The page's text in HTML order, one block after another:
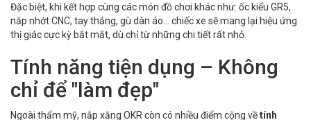
Đặc biệt, khi kết hợp cùng các món đồ chơi khác như: ốc kiểu GR5,
nắp nhớt CNC, tay thắng, gù dàn áo… chiếc xe sẽ mang lại hiệu ứng
thị giác cực kỳ bắt mắt, dù chỉ từ những chi tiết rất nhỏ.
Tính năng tiện dụng – Không
chỉ để "làm đẹp"
Ngoài thẩm mỹ, nắp xăng OKR còn có nhiều điểm cộng vềtính